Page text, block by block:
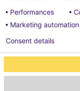
CGU
Paramètre des cookies
Politique de
Performances
Marketing automation
Consent details